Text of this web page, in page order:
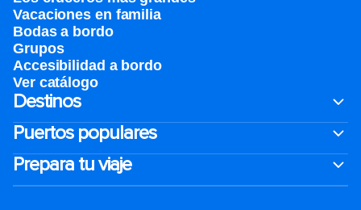
Vacaciones en familia
Bodas a bordo
Grupos
Accesibilidad a bordo
Ver catálogo
Destinos
Puertos populares
Prepara tu viaje